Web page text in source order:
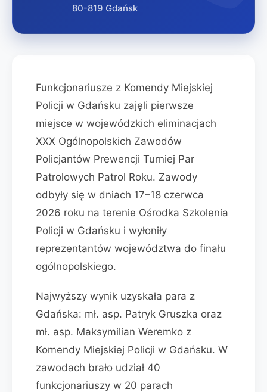
80-819 Gdańsk
Funkcjonariusze z Komendy Miejskiej
Policji w Gdańsku zajęli pierwsze
miejsce w wojewódzkich eliminacjach
XXX Ogólnopolskich Zawodów
Policjantów Prewencji Turniej Par
Patrolowych Patrol Roku. Zawody
odbyły się w dniach 17–18 czerwca
2026 roku na terenie Ośrodka Szkolenia
Policji w Gdańsku i wyłoniły
reprezentantów województwa do finału
ogólnopolskiego.
Najwyższy wynik uzyskała para z
Gdańska: mł. asp. Patryk Gruszka oraz
mł. asp. Maksymilian Weremko z
Komendy Miejskiej Policji w Gdańsku. W
zawodach brało udział 40
funkcjonariuszy w 20 parach